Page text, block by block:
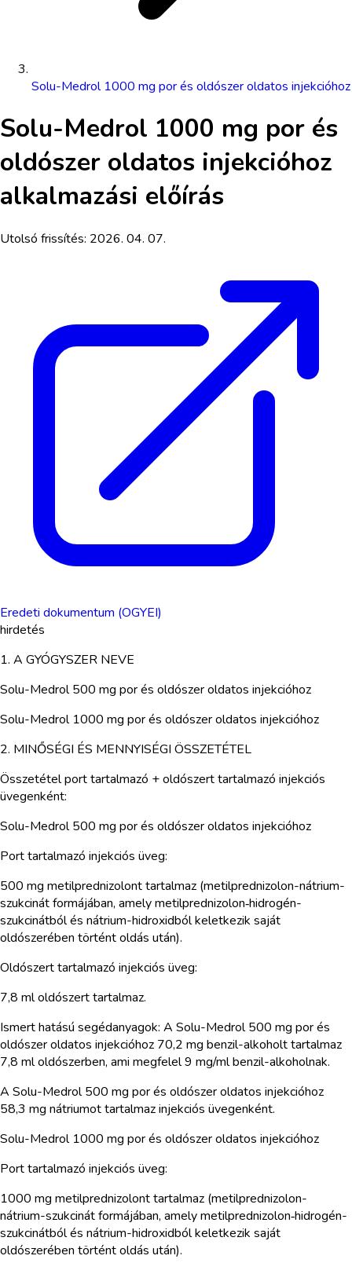
Solu-Medrol 1000 mg por és oldószer oldatos injekcióhoz
Solu-Medrol 1000 mg por és
oldószer oldatos injekcióhoz
alkalmazási előírás
Utolsó frissítés: 2026. 04. 07.
Eredeti dokumentum (OGYEI)
hirdetés
1. A GYÓGYSZER NEVE
Solu-Medrol 500 mg por és oldószer oldatos injekcióhoz
Solu-Medrol 1000 mg por és oldószer oldatos injekcióhoz
2. MINŐSÉGI ÉS MENNYISÉGI ÖSSZETÉTEL
Összetétel port tartalmazó + oldószert tartalmazó injekciós
üvegenként:
Solu-Medrol 500 mg por és oldószer oldatos injekcióhoz
Port tartalmazó injekciós üveg:
500 mg metilprednizolont tartalmaz (metilprednizolon-nátrium-
szukcinát formájában, amely metilprednizolon‑hidrogén-
szukcinátból és nátrium-hidroxidból keletkezik saját
oldószerében történt oldás után).
Oldószert tartalmazó injekciós üveg:
7,8 ml oldószert tartalmaz.
Ismert hatású segédanyagok: A Solu-Medrol 500 mg por és
oldószer oldatos injekcióhoz 70,2 mg benzil-alkoholt tartalmaz
7,8 ml oldószerben, ami megfelel 9 mg/ml benzil-alkoholnak.
A Solu-Medrol 500 mg por és oldószer oldatos injekcióhoz
58,3 mg nátriumot tartalmaz injekciós üvegenként.
Solu-Medrol 1000 mg por és oldószer oldatos injekcióhoz
Port tartalmazó injekciós üveg:
1000 mg metilprednizolont tartalmaz (metilprednizolon-
nátrium-szukcinát formájában, amely metilprednizolon‑hidrogén-
szukcinátból és nátrium-hidroxidból keletkezik saját
oldószerében történt oldás után).